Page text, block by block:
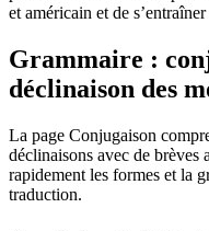
et américain et de
Grammaire :
déclinaison des
La page Conjugaison
déclinaisons avec de
rapidement les formes et la
traduction.